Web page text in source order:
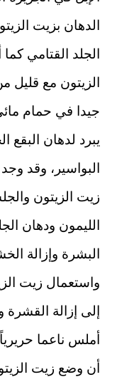
الدهان بزيت
الجلد القتامي
الزيتون مع
جيدا في حمام
يبرد لدهان البقع
البواسير، وقد
زيت الزيتون
الليمون ودهان
البشرة وإزالة
واستعمال زيت
إلى إزالة
أملس ناعما
أن وضع زيت